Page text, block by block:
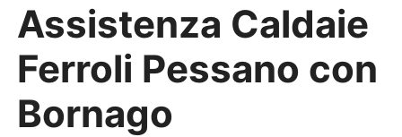
Assistenza Caldaie
Ferroli Pessano con
Bornago